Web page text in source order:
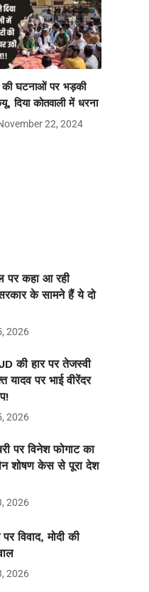
की घटनाओं पर भड़की
दिया कोतवाली में धरना
22, 2024
पर कहा आ रही
के सामने हैं ये दो
2026
की हार पर तेजस्वी
यादव पर भाई वीरेंदर
2026
पर विनेश फोगाट का
शोषण केस से पूरा देश
2026
विवाद, मोदी की
2026